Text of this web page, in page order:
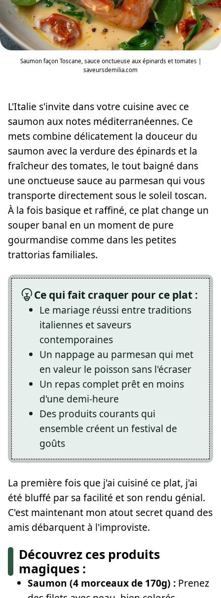
Saumon façon Toscane, sauce onctueuse aux épinards et tomates |
saveursdemilia.com
L'Italie s'invite dans votre cuisine avec ce
saumon aux notes méditerranéennes. Ce
mets combine délicatement la douceur du
saumon avec la verdure des épinards et la
fraîcheur des tomates, le tout baigné dans
une onctueuse sauce au parmesan qui vous
transporte directement sous le soleil toscan.
À la fois basique et raffiné, ce plat change un
souper banal en un moment de pure
gourmandise comme dans les petites
trattorias familiales.
Ce qui fait craquer pour ce plat :
Le mariage réussi entre traditions
italiennes et saveurs
contemporaines
Un nappage au parmesan qui met
en valeur le poisson sans l'écraser
Un repas complet prêt en moins
d'une demi-heure
Des produits courants qui
ensemble créent un festival de
goûts
La première fois que j'ai cuisiné ce plat, j'ai
été bluffé par sa facilité et son rendu génial.
C'est maintenant mon atout secret quand des
amis débarquent à l'improviste.
Découvrez ces produits
magiques :
Saumon (4 morceaux de 170g) : Prenez